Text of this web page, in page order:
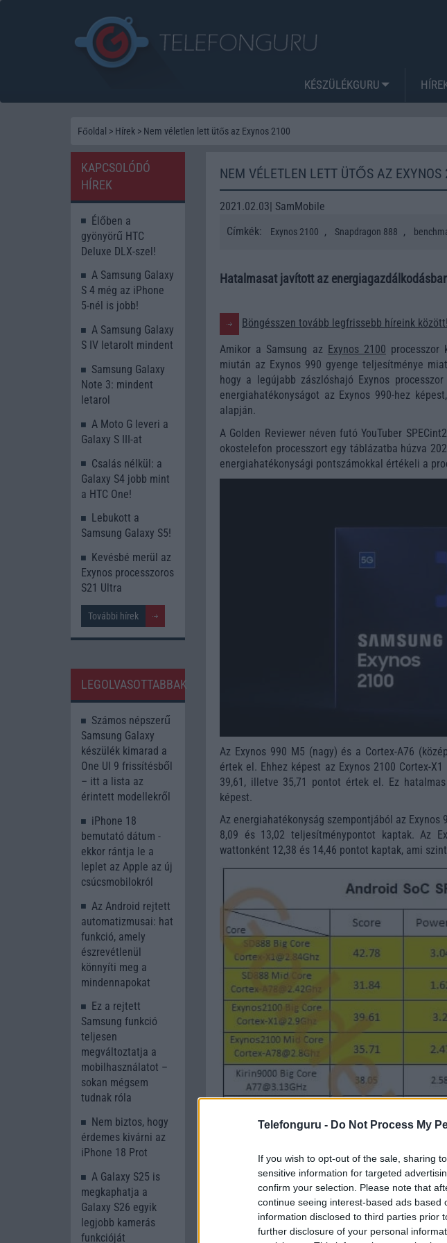
Telefonguru - Do Not Process My
If you wish to opt-out of the sale, sharing
sensitive information for targeted
confirm your selection. Please note that
continue seeing interest-based ads
information disclosed to third parties prior
further disclosure of your personal
KÉSZÜLÉKGURU
Főoldal > Hírek > Nem véletlen lett ütős az Exynos 2100
NEM VÉLETLEN LETT ÜTŐS AZ EXYNOS
2021.02.03| SamMobile
Címkék:
Exynos 2100 , Snapdragon 888 ,
Hatalmasat javított az
Böngésszen tovább legfrissebb híreink között!
Amikor a Samsung az Exynos 2100
miután az Exynos 990 gyenge teljesítménye
hogy a legújabb zászlóshajó Exynos
energiahatékonyságot az Exynos 990-hez
alapján.
A Golden Reviewer néven futó YouTuber
okostelefon processzort egy táblázatba húzva
energiahatékonysági pontszámokkal értékeli a
Az Exynos 990 M5 (nagy) és a Cortex-A76
értek el. Ehhez képest az Exynos 2100 Cortex-
39,61, illetve 35,71 pontot értek el. Ez
képest.
Az energiahatékonyság szempontjából az Exynos
8,09 és 13,02 teljesítménypontot kaptak. Az
wattonként 12,38 és 14,46 pontot kaptak, ami
KAPCSOLÓDÓ
HÍREK
Élőben a
gyönyörű HTC
Deluxe DLX-szel!
A Samsung Galaxy
S 4 még az iPhone
5-nél is jobb!
A Samsung Galaxy
S IV letarolt mindent
Samsung Galaxy
Note 3: mindent
letarol
A Moto G leveri a
Galaxy S III-at
Csalás nélkül: a
Galaxy S4 jobb mint
a HTC One!
Lebukott a
Samsung Galaxy S5!
Kevésbé merül az
Exynos processzoros
S21 Ultra
További hírek
LEGOLVASOTTABBAK
Számos népszerű
Samsung Galaxy
készülék kimarad a
One UI 9 frissítésből
– itt a lista az
érintett modellekről
iPhone 18
bemutató dátum -
ekkor rántja le a
leplet az Apple az új
csúcsmobilokról
Az Android rejtett
automatizmusai: hat
funkció, amely
észrevétlenül
könnyíti meg a
mindennapokat
Ez a rejtett
Samsung funkció
teljesen
megváltoztatja a
mobilhasználatot –
sokan mégsem
tudnak róla
Nem biztos, hogy
érdemes kivárni az
iPhone 18 Prot
A Galaxy S25 is
megkaphatja a
Galaxy S26 egyik
legjobb kamerás
funkcióját